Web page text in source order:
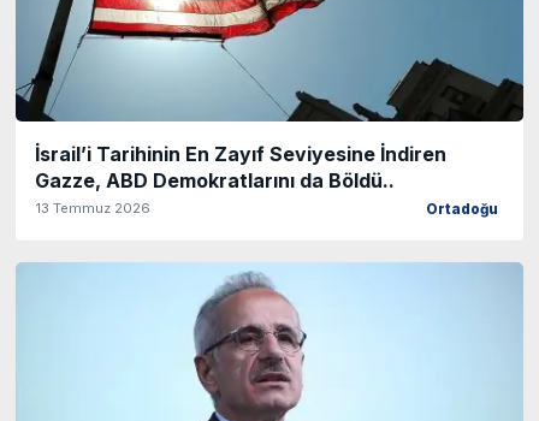
İsrail’i Tarihinin En Zayıf Seviyesine İndiren
Gazze, ABD Demokratlarını da Böldü..
13 Temmuz 2026 Ortadoğu